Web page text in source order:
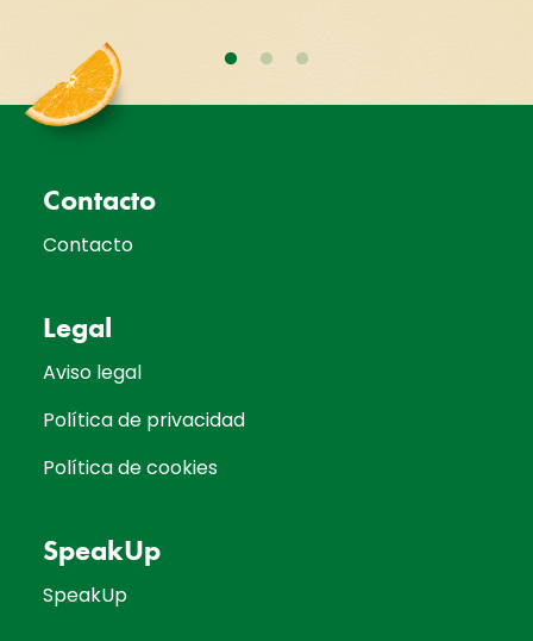
Contacto
Contacto
Legal
Aviso legal
Política de privacidad
Política de cookies
SpeakUp
SpeakUp